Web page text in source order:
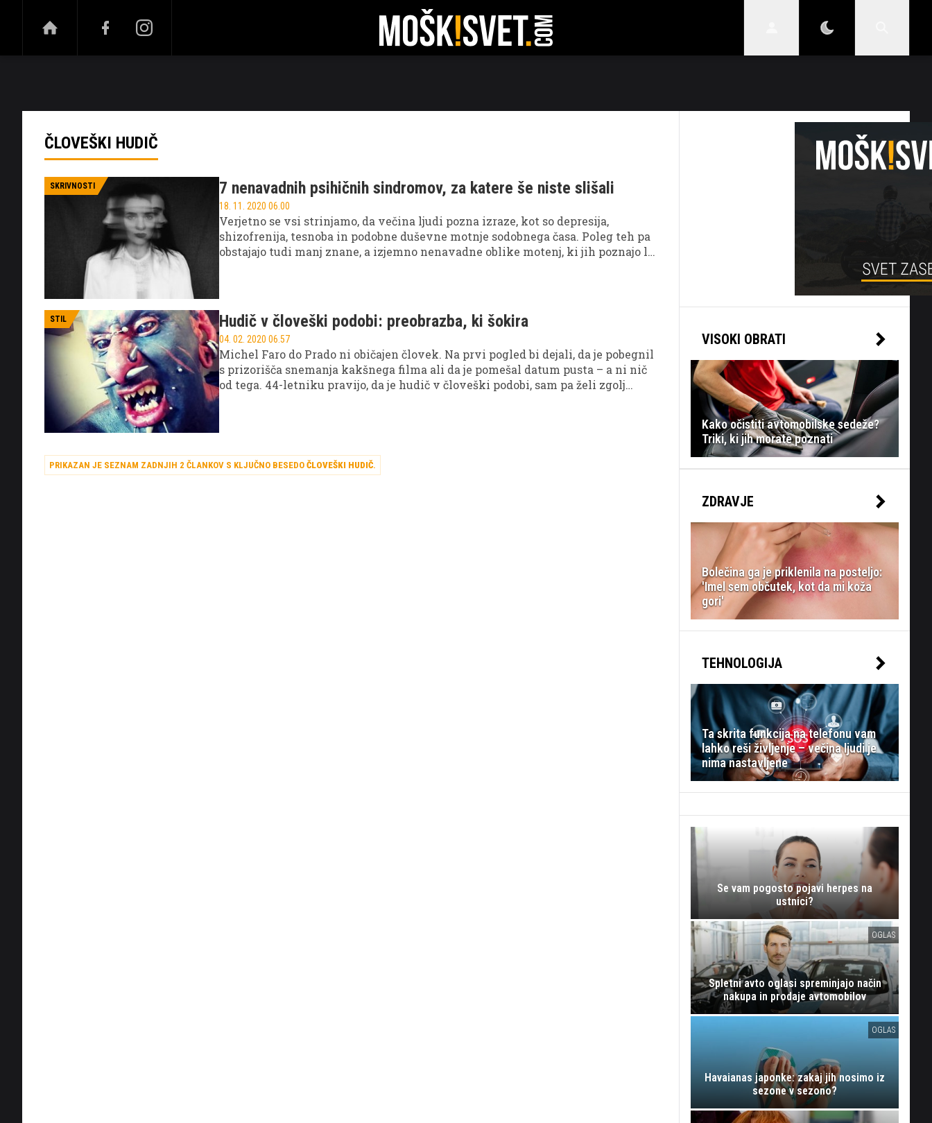
NOVICE ŠPORT TEHNOLOGIJA POTOVANJA ODNOSI VARNI V PROMETU
ČLOVEŠKI HUDIČ
SKRIVNOSTI 7 nenavadnih psihičnih sindromov, za katere še niste slišali
18. 11. 2020 06.00
Verjetno se vsi strinjamo, da večina ljudi pozna izraze, kot so depresija,
shizofrenija, tesnoba in podobne duševne motnje sodobnega časa. Poleg teh pa
obstajajo tudi manj znane, a izjemno nenavadne oblike motenj, ki jih poznajo le
STIL Hudič v človeški podobi: preobrazba, ki šokira
04. 02. 2020 06.57
Michel Faro do Prado ni običajen človek. Na prvi pogled bi dejali, da je pobegnil
s prizorišča snemanja kakšnega filma ali da je pomešal datum pusta – a ni nič
od tega. 44-letniku pravijo, da je hudič v človeški podobi, sam pa želi zgolj
PRIKAZAN JE SEZNAM ZADNJIH 2 ČLANKOV S KLJUČNO BESEDO ČLOVEŠKI HUDIČ.
VISOKI OBRATI
Kako očistiti avtomobilske sedeže?
Triki, ki jih morate poznati
ZDRAVJE
Bolečina ga je priklenila na posteljo:
'Imel sem občutek, kot da mi koža
gori'
TEHNOLOGIJA
Ta skrita funkcija na telefonu vam
lahko reši življenje – večina ljudi je
nima nastavljene
Se vam pogosto pojavi herpes na
ustnici?
OGLAS
Spletni avto oglasi spreminjajo način
nakupa in prodaje avtomobilov
OGLAS
Havaianas japonke: zakaj jih nosimo iz
sezone v sezono?